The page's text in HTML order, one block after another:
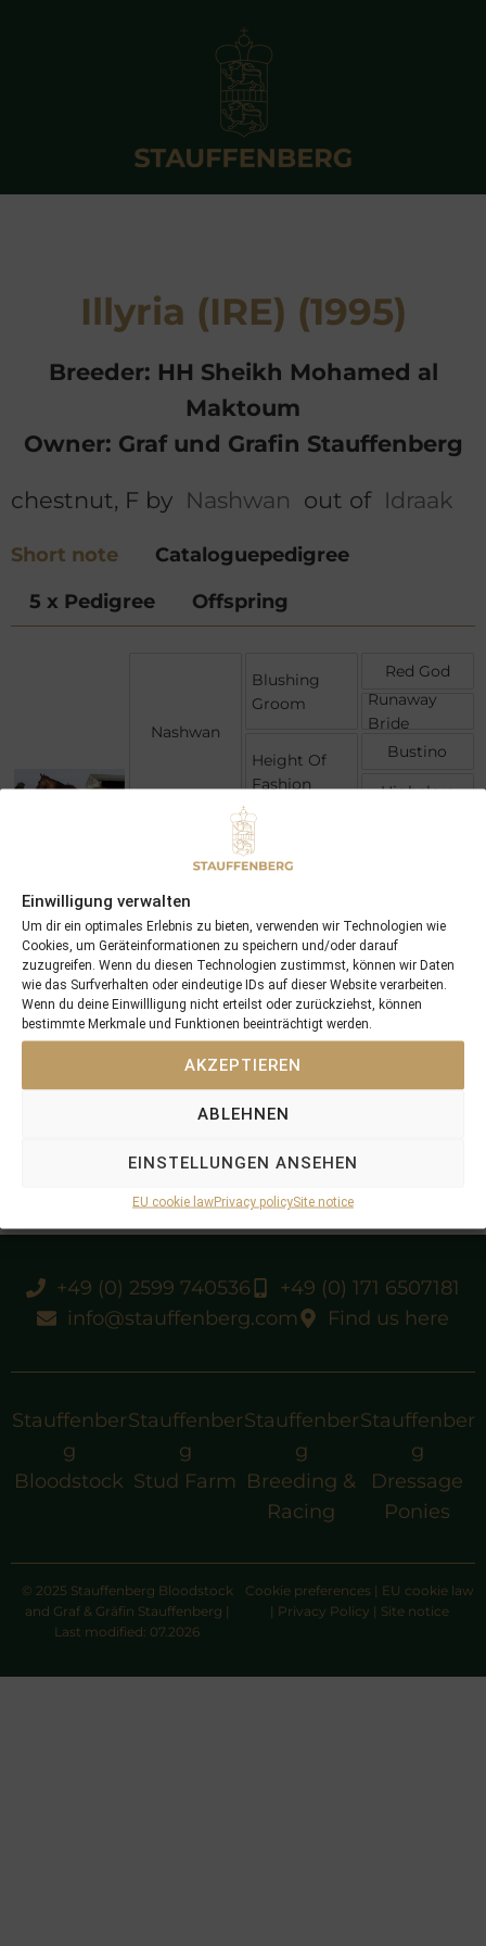
Einwilligung verwalten
Um dir ein optimales Erlebnis zu bieten, verwenden wir Technologien wie
Cookies, um Geräteinformationen zu speichern und/oder darauf
zuzugreifen. Wenn du diesen Technologien zustimmst, können wir Daten
wie das Surfverhalten oder eindeutige IDs auf dieser Website verarbeiten.
Wenn du deine Einwillligung nicht erteilst oder zurückziehst, können
bestimmte Merkmale und Funktionen beeinträchtigt werden.
AKZEPTIEREN
ABLEHNEN
EINSTELLUNGEN ANSEHEN
EU cookie lawPrivacy policySite notice
Illyria (IRE) (1995)
Breeder: HH Sheikh Mohamed al
Maktoum
Owner: Graf und Grafin Stauffenberg
chestnut, F by Nashwan out of Idraak
Short note
Cataloguepedigree
5 x Pedigree
Offspring
Nashwan
Idraak
Blushing
Groom
Height Of
Fashion
Awaasif
Red God
Runaway
Bride
Bustino
Highclere
Royal
Statute
+49 (0) 2599 740536
+49 (0) 171 6507181
info@stauffenberg.com
Find us here
Stauffenber
g
Bloodstock
Stauffenber
g
Stud Farm
Stauffenber
g
Breeding &
Racing
Stauffenber
g
Dressage
Ponies
© 2025 Stauffenberg Bloodstock
and Graf & Gräfin Stauffenberg |
Last modified: 07.2026
Cookie preferences | EU cookie law
| Privacy Policy | Site notice